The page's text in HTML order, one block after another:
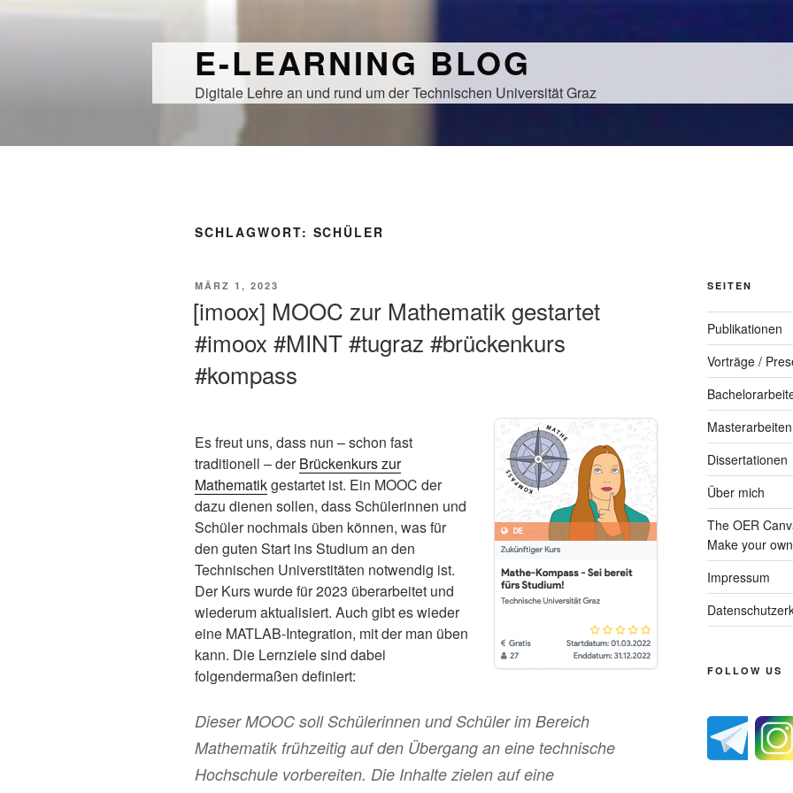
E-LEARNING BLOG
Digitale Lehre an und rund um der Technischen Universität Graz
SCHLAGWORT: SCHÜLER
VERÖFFENTLICHT
MÄRZ 1, 2023
[imoox] MOOC zur Mathematik gestartet
#imoox #MINT #tugraz #brückenkurs
#kompass
Es freut uns, dass nun – schon fast
traditionell – derBrückenkurs zur
Mathematikgestartet ist. Ein MOOC der
dazu dienen sollen, dass Schülerinnen und
Schüler nochmals üben können, was für
den guten Start ins Studium an den
Technischen Universtitäten notwendig ist.
Der Kurs wurde für 2023 überarbeitet und
wiederum aktualisiert. Auch gibt es wieder
eine MATLAB-Integration, mit der man üben
kann. Die Lernziele sind dabei
folgendermaßen definiert:
Dieser MOOC soll Schülerinnen und Schüler im Bereich
Mathematik frühzeitig auf den Übergang an eine technische
Hochschule vorbereiten. Die Inhalte zielen auf eine
SEITEN
Publikationen
Vorträge /
Masterarbeiten
Dissertationen
Über mich
The OER
Make your
Impressum
FOLLOW US